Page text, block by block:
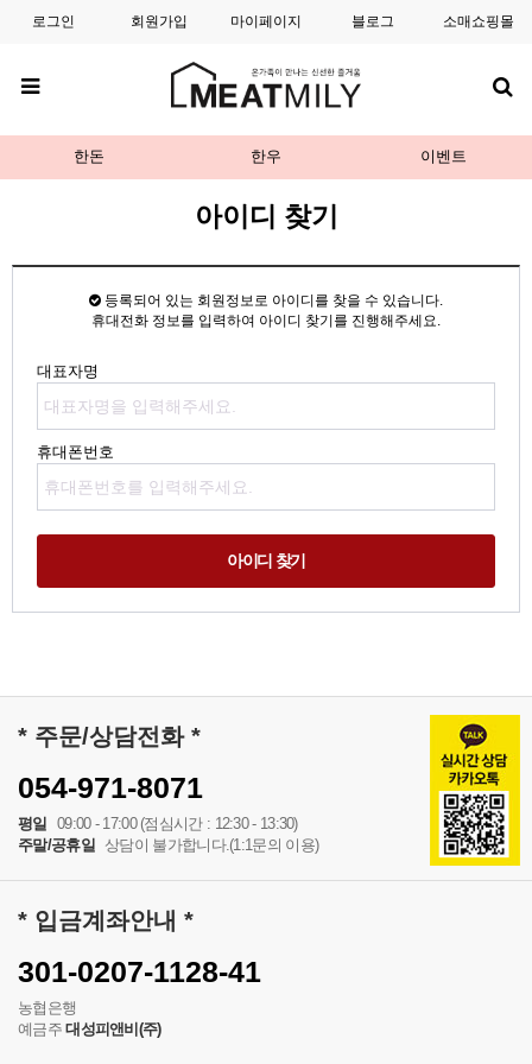
로그인 회원가입 마이페이지 블로그 소매쇼핑몰
한돈 한우 이벤트
아이디 찾기
등록되어 있는 회원정보로 아이디를 찾을 수 있습니다.
휴대전화 정보를 입력하여 아이디 찾기를 진행해주세요.
대표자명
휴대폰번호
아이디 찾기
* 주문/상담전화 *
054-971-8071
평일 09:00 - 17:00 (점심시간 : 12:30 - 13:30)
주말/공휴일
상담이 불가합니다.(1:1문의 이용)
* 입금계좌안내 *
301-0207-1128-41
농협은행
예금주대성피앤비(주)